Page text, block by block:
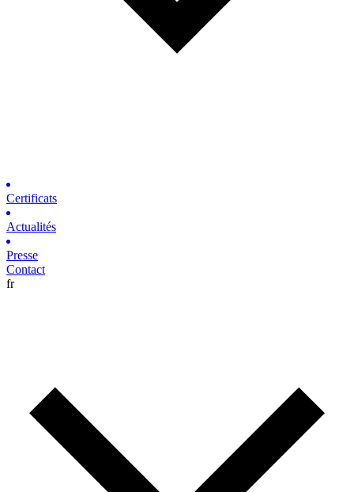
Certificats
Actualités
Presse
Contact
fr